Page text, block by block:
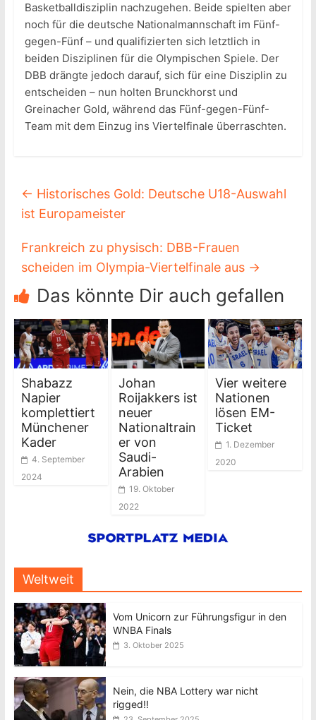
Basketballdisziplin nachzugehen. Beide spielten aber
noch für die deutsche Nationalmannschaft im Fünf-
gegen-Fünf – und qualifizierten sich letztlich in
beiden Disziplinen für die Olympischen Spiele. Der
DBB drängte jedoch darauf, sich für eine Disziplin zu
entscheiden – nun holten Brunckhorst und
Greinacher Gold, während das Fünf-gegen-Fünf-
Team mit dem Einzug ins Viertelfinale überraschten.
← Historisches Gold: Deutsche U18-Auswahl
ist Europameister
Frankreich zu physisch: DBB-Frauen
scheiden im Olympia-Viertelfinale aus →
Das könnte Dir auch gefallen
Shabazz
Napier
komplettiert
Münchener
Kader
4. September
2024
Johan
Roijakkers ist
neuer
Nationaltrain
er von
Saudi-
Arabien
19. Oktober
2022
Vier weitere
Nationen
lösen EM-
Ticket
1. Dezember
2020
Weltweit
Vom Unicorn zur Führungsfigur in den
WNBA Finals
3. Oktober 2025
Nein, die NBA Lottery war nicht
rigged!!